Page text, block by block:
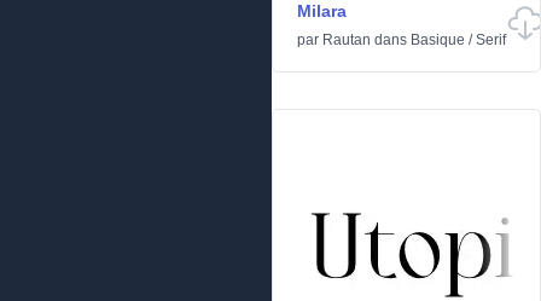
Milara
par Rautan dans Basique /Serif